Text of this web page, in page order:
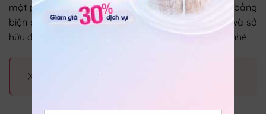
một phần nào đó cho các bạn trong việc làm đẹp bằng
biện pháp xăm môi. Chúc các bạn luôn khỏe đẹp và sở
hữu đôi môi căng mọng, lên màu theo đúng chuẩn nhé!
Xem thêm bài viết liên quan